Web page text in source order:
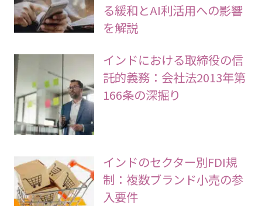
る緩和とAI利活用への影響
を解説
インドにおける取締役の信
託的義務：会社法2013年第
166条の深掘り
インドのセクター別FDI規
制：複数ブランド小売の参
入要件